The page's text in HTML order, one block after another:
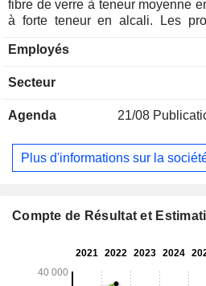
fibre de verre à teneur moyenne
à forte teneur en alcali. Les
matériaux de construction, les
produits de consommation, ainsi
exerce ses activités
Employés
Secteur
Agenda 21/08
Plus d'informations sur la
Compte de Résultat et